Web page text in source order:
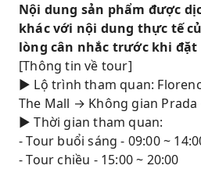
Nội dung sản phẩm được
khác với nội dung thực tế
lòng cân nhắc trước khi đặt
[Thông tin về tour]
▶ Lộ trình tham quan:
The Mall → Không gian
▶ Thời gian tham quan:
- Tour buổi sáng - 09:00 ~
- Tour chiều - 15:00 ~ 20:00